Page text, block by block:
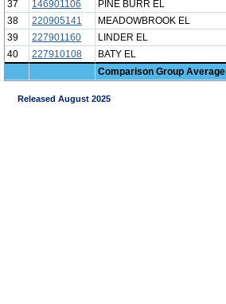
37
146901106
PINE BURR EL
38
220905141
MEADOWBROOK EL
39
227901160
LINDER EL
40
227910108
BATY EL
Comparison Group Average
Released August 2025